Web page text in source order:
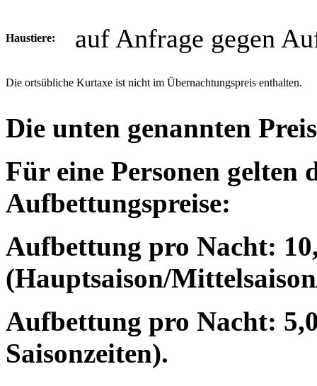
Haustiere: auf Anfrage gegen
Die ortsübliche Kurtaxe ist nicht im Übernachtungspreis enthalten.
Die unten genannten
Für eine Personen gelten
Aufbettungspreise:
Aufbettung pro Nacht:
(Hauptsaison/
Aufbettung pro Nacht:
Saisonzeiten).